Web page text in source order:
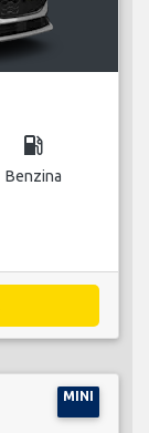
local_gas_station
Benzina
MINI